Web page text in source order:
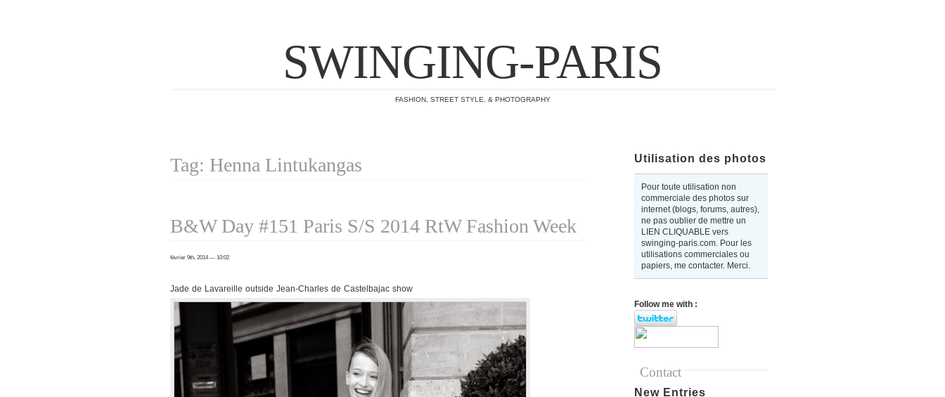
SWINGING-PARIS
FASHION, STREET STYLE, & PHOTOGRAPHY
Utilisation des photos
Pour toute utilisation non
commerciale des photos sur
internet (blogs, forums, autres),
ne pas oublier de mettre un
LIEN CLIQUABLE vers
swinging-paris.com. Pour les
utilisations commerciales ou
papiers, me contacter. Merci.
Follow me with :
Contact
New Entries
Tag: Henna Lintukangas
B&W Day #151 Paris S/S 2014 RtW Fashion Week
février 9th, 2014 — 10:02
Jade de Lavareille outside Jean-Charles de Castelbajac show